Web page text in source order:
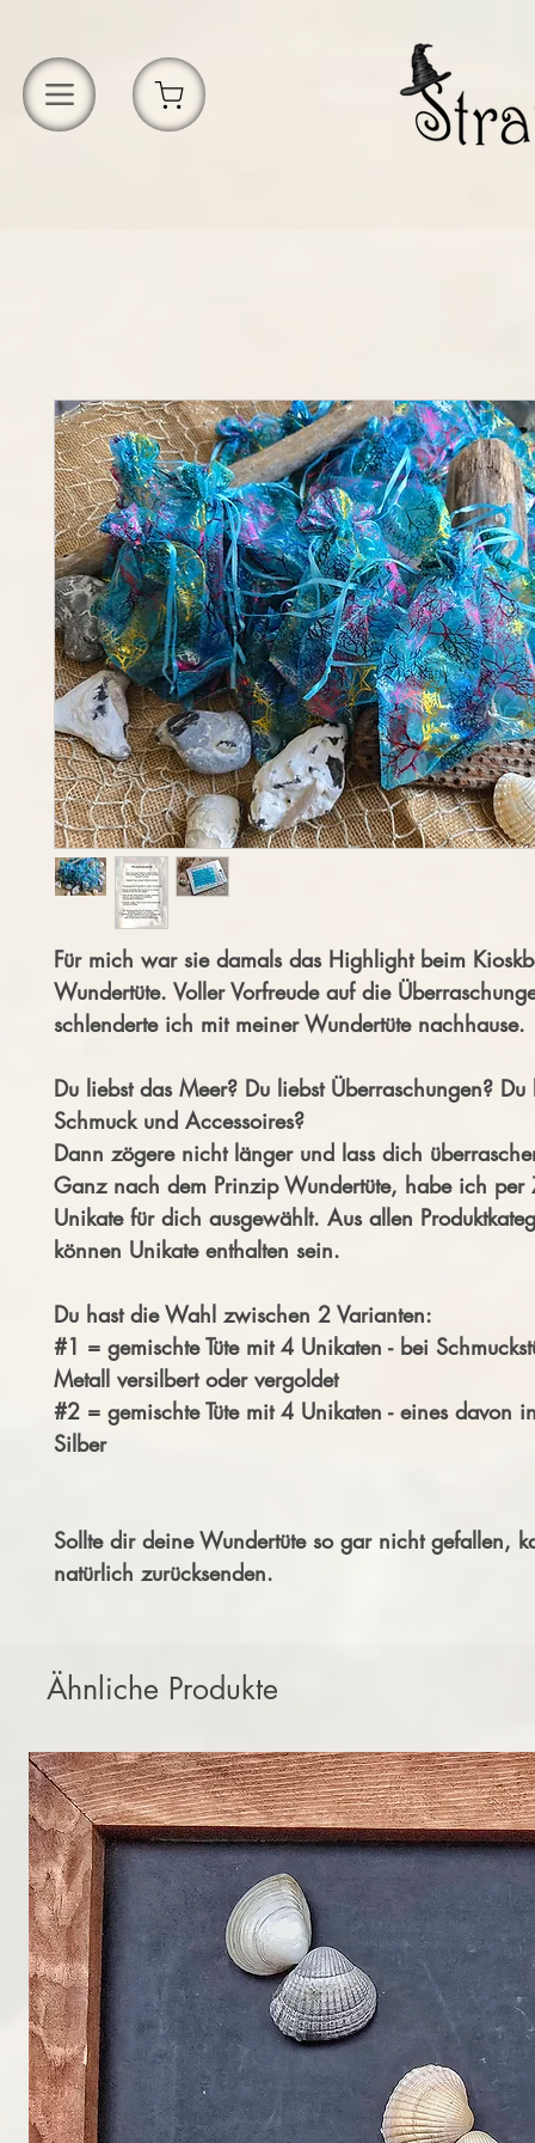
Für mich war sie damals das Highlight beim
Wundertüte. Voller Vorfreude auf die
schlenderte ich mit meiner Wundertüte nachhause.
Du liebst das Meer? Du liebst Überraschungen? Du
Schmuck und Accessoires?
Dann zögere nicht länger und lass dich
Ganz nach dem Prinzip Wundertüte, habe ich per
Unikate für dich ausgewählt. Aus allen
können Unikate enthalten sein.
Du hast die Wahl zwischen 2 Varianten:
#1 = gemischte Tüte mit 4 Unikaten - bei
Metall versilbert oder vergoldet
#2 = gemischte Tüte mit 4 Unikaten - eines davon
Silber
Sollte dir deine Wundertüte so gar nicht gefallen,
natürlich zurücksenden.
Ähnliche Produkte